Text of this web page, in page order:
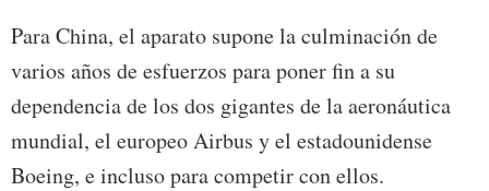
Para China, el aparato supone la culminación de
varios años de esfuerzos para poner fin a su
dependencia de los dos gigantes de la aeronáutica
mundial, el europeo Airbus y el estadounidense
Boeing, e incluso para competir con ellos.